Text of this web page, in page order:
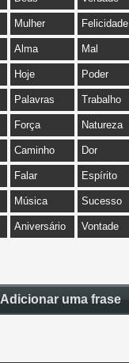
Mulher Felicidade
Alma Mal
Hoje Poder
Palavras Trabalho
Força Natureza
Caminho Dor
Falar Espírito
Música Sucesso
Aniversário Vontade
Adicionar uma frase